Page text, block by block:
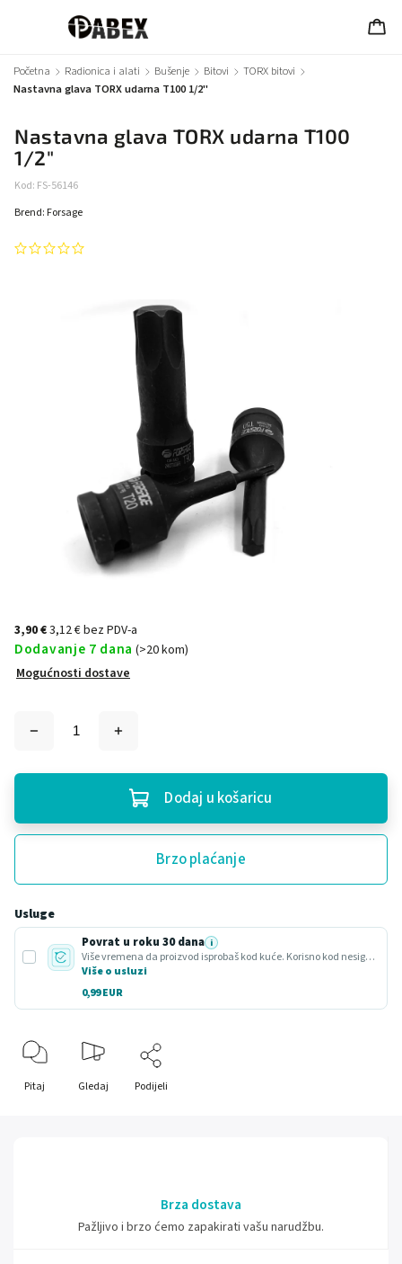
Početna / Radionica i alati / Bušenje / Bitovi / TORX bitovi /
Nastavna glava TORX udarna T100 1/2"
Nastavna glava TORX udarna T100
1/2"
Kod: FS-56146
Brend: Forsage
3,90 €3,12 € bez PDV-a
Dodavanje 7 dana (>20 kom)
Mogućnosti dostave
Dodaj u košaricu
Brzo plaćanje
Usluge
Povrat u roku 30 dana i
Više vremena da proizvod isprobaš kod kuće. Korisno kod nesigurnog odabira ili poklona.
Više o usluzi
0,99 EUR
Pitaj Gledaj Podijeli
Brza dostava
Pažljivo i brzo ćemo zapakirati vašu narudžbu.